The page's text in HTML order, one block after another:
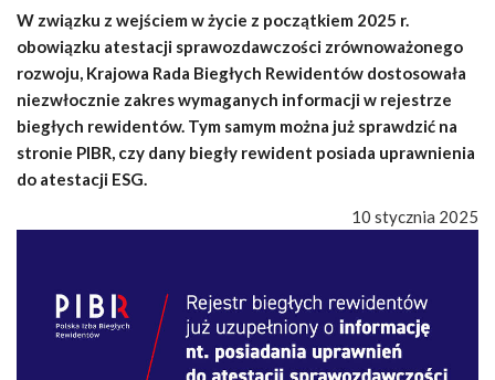
W związku z wejściem w życie z początkiem 2025 r.
obowiązku atestacji sprawozdawczości zrównoważonego
rozwoju, Krajowa Rada Biegłych Rewidentów dostosowała
niezwłocznie zakres wymaganych informacji w rejestrze
biegłych rewidentów. Tym samym można już sprawdzić na
stronie PIBR, czy dany biegły rewident posiada uprawnienia
do atestacji ESG.
10 stycznia 2025